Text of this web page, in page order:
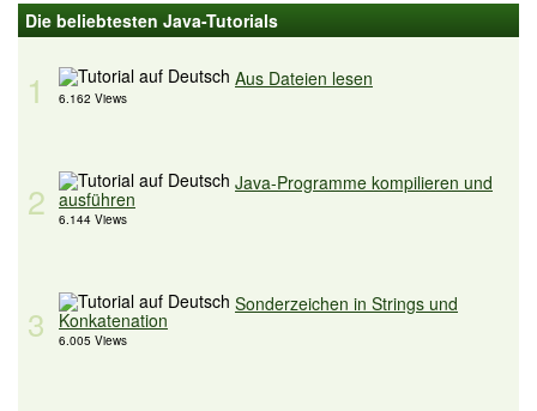
Die beliebtesten Java-Tutorials
1 Aus Dateien lesen
6.162 Views
2 Java-Programme kompilieren und
ausführen
6.144 Views
3 Sonderzeichen in Strings und
Konkatenation
6.005 Views